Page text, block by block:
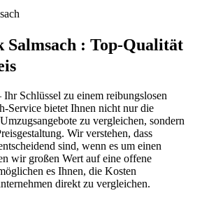
Salmsach : Top-Qualität
Schlüssel zu einem reibungslosen
Service bietet Ihnen nicht nur die
zu vergleichen, sondern
Wir verstehen, dass
sind, wenn es um einen
wir großen Wert auf eine offene
es Ihnen, die Kosten
direkt zu vergleichen.